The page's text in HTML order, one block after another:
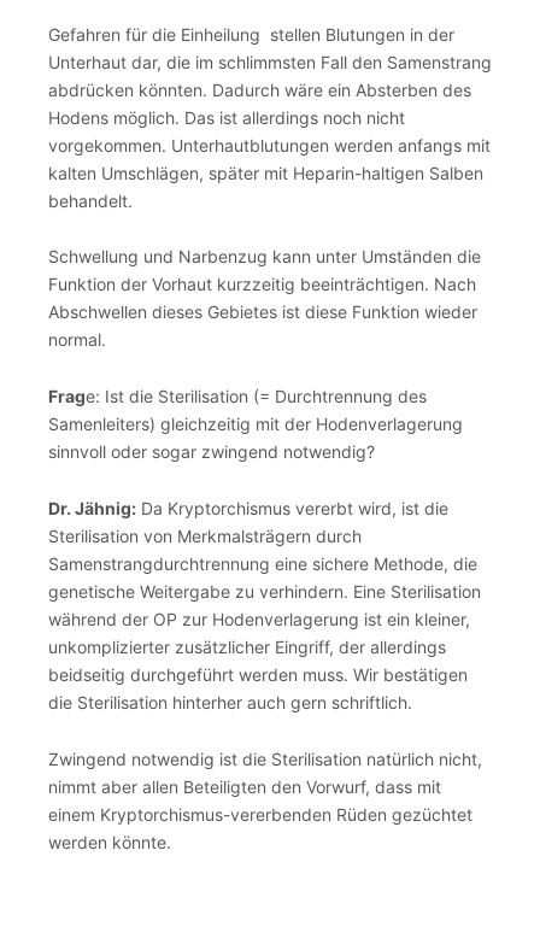
Gefahren für die Einheilung stellen Blutungen in der
Unterhaut dar, die im schlimmsten Fall den Samenstrang
abdrücken könnten. Dadurch wäre ein Absterben des
Hodens möglich. Das ist allerdings noch nicht
vorgekommen. Unterhautblutungen werden anfangs mit
kalten Umschlägen, später mit Heparin-haltigen Salben
behandelt.
Schwellung und Narbenzug kann unter Umständen die
Funktion der Vorhaut kurzzeitig beeinträchtigen. Nach
Abschwellen dieses Gebietes ist diese Funktion wieder
normal.
Frage: Ist die Sterilisation (= Durchtrennung des
Samenleiters) gleichzeitig mit der Hodenverlagerung
sinnvoll oder sogar zwingend notwendig?
Dr. Jähnig: Da Kryptorchismus vererbt wird, ist die
Sterilisation von Merkmalsträgern durch
Samenstrangdurchtrennung eine sichere Methode, die
genetische Weitergabe zu verhindern. Eine Sterilisation
während der OP zur Hodenverlagerung ist ein kleiner,
unkomplizierter zusätzlicher Eingriff, der allerdings
beidseitig durchgeführt werden muss. Wir bestätigen
die Sterilisation hinterher auch gern schriftlich.
Zwingend notwendig ist die Sterilisation natürlich nicht,
nimmt aber allen Beteiligten den Vorwurf, dass mit
einem Kryptorchismus-vererbenden Rüden gezüchtet
werden könnte.